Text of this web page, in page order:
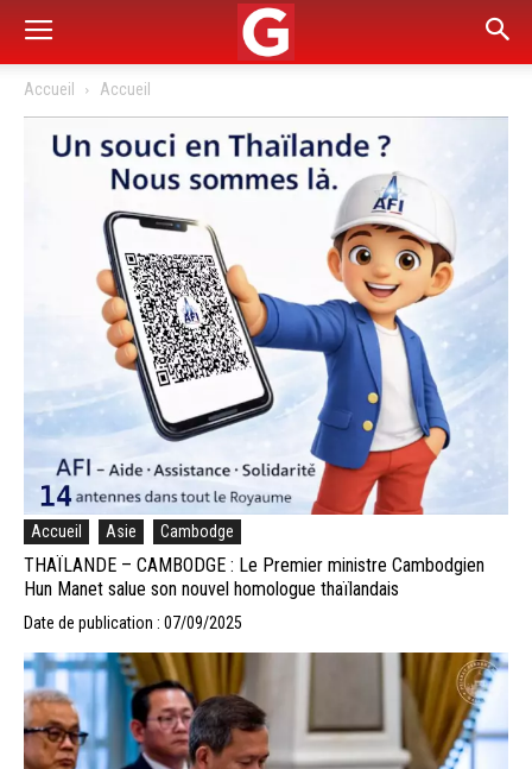
Accueil Accueil
Accueil Asie Cambodge
THAÏLANDE – CAMBODGE : Le Premier ministre Cambodgien
Hun Manet salue son nouvel homologue thaïlandais
Date de publication : 07/09/2025